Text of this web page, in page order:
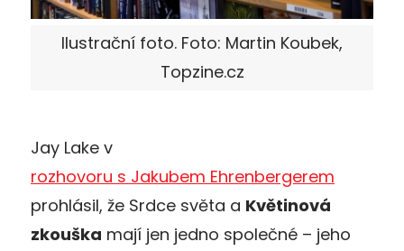
Ilustrační foto. Foto: Martin Koubek,
Topzine.cz
Jay Lake v
rozhovoru s Jakubem Ehrenbergerem
prohlásil, že Srdce světa a Květinová
zkouška mají jen jedno společné – jeho